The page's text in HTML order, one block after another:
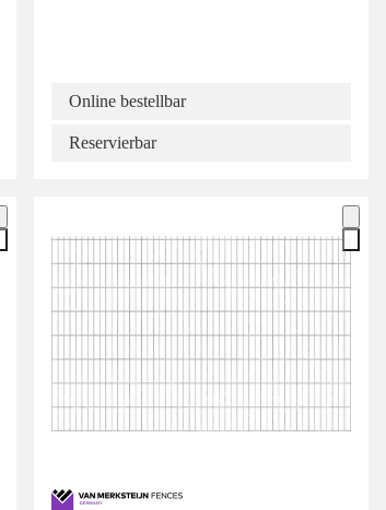
Online bestellbar
Reservierbar